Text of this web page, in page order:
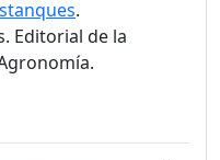
.
Editorial de la